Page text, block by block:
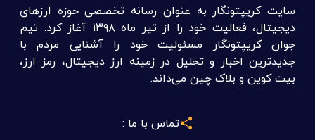
سایت کریپتونگار به عنوان رسانه تخصصی حوزه ارزهای
دیجیتال، فعالیت خود را از تیر ماه ۱۳۹۸ آغاز کرد. تیم
جوان کریپتونگار مسئولیت خود را آشنایی مردم با
جدیدترین اخبار و تحلیل در زمینه ارز دیجیتال، رمز ارز،
بیت کوین و بلاک چین می‌داند.
تماس با ما :